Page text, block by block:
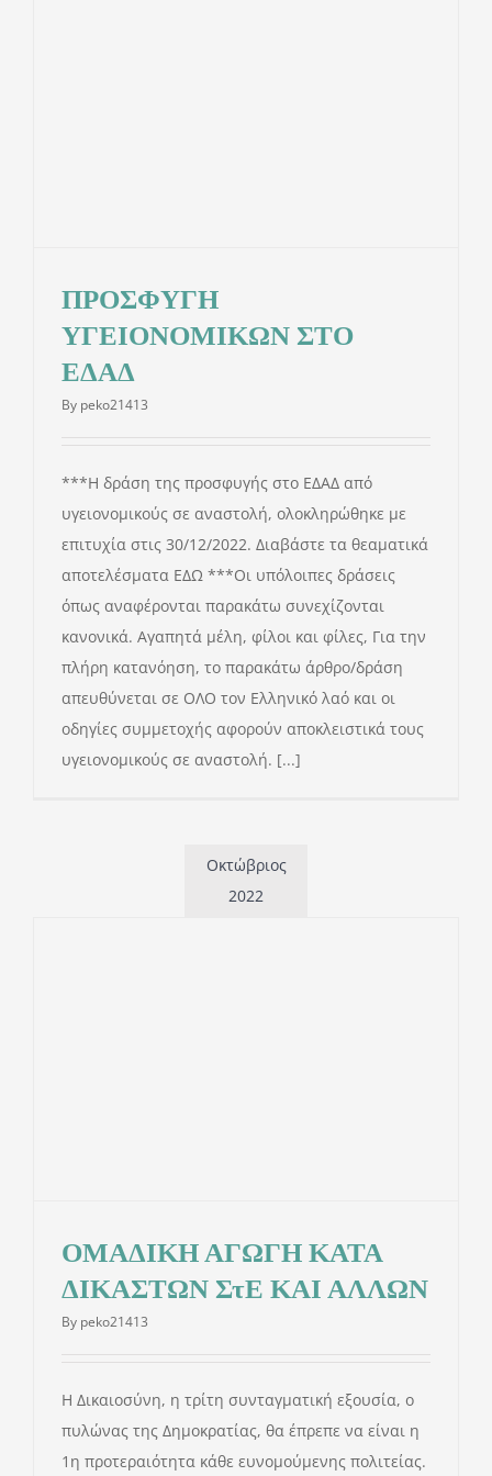
ΠΡΟΣΦΥΓΗ
ΥΓΕΙOΝΟΜΙΚΩΝ ΣΤΟ
ΕΔΑΔ
By peko21413
***Η δράση της προσφυγής στο ΕΔΑΔ από
υγειονομικούς σε αναστολή, ολοκληρώθηκε με
επιτυχία στις 30/12/2022. Διαβάστε τα θεαματικά
αποτελέσματα ΕΔΩ ***Οι υπόλοιπες δράσεις
όπως αναφέρονται παρακάτω συνεχίζονται
κανονικά. Αγαπητά μέλη, φίλοι και φίλες, Για την
πλήρη κατανόηση, το παρακάτω άρθρο/δράση
απευθύνεται σε ΟΛΟ τον Ελληνικό λαό και οι
οδηγίες συμμετοχής αφορούν αποκλειστικά τους
υγειονομικούς σε αναστολή. [...]
Οκτώβριος
2022
ΟΜΑΔΙΚΗ ΑΓΩΓΗ ΚΑΤΑ
ΔΙΚΑΣΤΩΝ ΣτΕ ΚΑΙ ΑΛΛΩΝ
By peko21413
Η Δικαιοσύνη, η τρίτη συνταγματική εξουσία, ο
πυλώνας της Δημοκρατίας, θα έπρεπε να είναι η
1η προτεραιότητα κάθε ευνομούμενης πολιτείας.